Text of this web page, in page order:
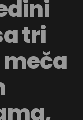
tri
meča